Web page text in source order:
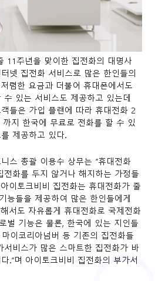
11주년을 맞이한 집전화의 대명사
넷 집전화 서비스로 많은 한인들의
렴한 요금과 더불어 휴대폰에서도
있는 서비스도 제공하고 있는데
들은 가입 플랜에 따라 휴대전화 2
지 한국에 무료로 전화를 할 수 있
제공하고 있다.
스 총괄 이용수 상무는 “휴대전화
전화를 두지 않거나 해지하는 가정들
이토크비비 집전화는 휴대전화가 줄
능들을 제공하여 많은 한인들에게
서도 자유롭게 휴대전화로 국제전화
벌 기능은 물론, 한국에 있는 지인들
이코리아넘버 등 기존의 집전화들
서비스가 많은 스마트한 집전화가 바
.”며 아이토크비비 집전화의 부가서